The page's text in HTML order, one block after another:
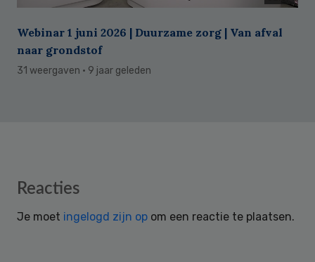
Webinar 1 juni 2026 | Duurzame zorg | Van afval
naar grondstof
31 weergaven · 9 jaar geleden
Reader
Reacties
Je moet ingelogd zijn op om een reactie te plaatsen.